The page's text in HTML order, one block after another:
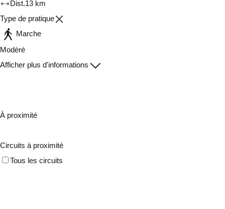
Dist.13 km
Type de pratique
Marche
Modéré
Afficher plus d'informations
À proximité
Circuits à proximité
Tous les circuits